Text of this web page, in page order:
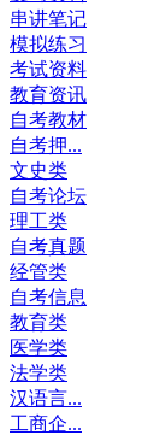
串讲笔记
模拟练习
考试资料
教育资讯
自考教材
自考押...
文史类
自考论坛
理工类
自考真题
经管类
自考信息
教育类
医学类
法学类
汉语言...
工商企...